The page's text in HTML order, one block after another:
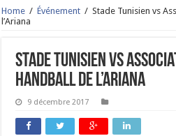
Home / Événement / Stade Tunisien vs
l’Ariana
Stade Tunisien vs
Handball de l’Ariana
9 décembre 2017